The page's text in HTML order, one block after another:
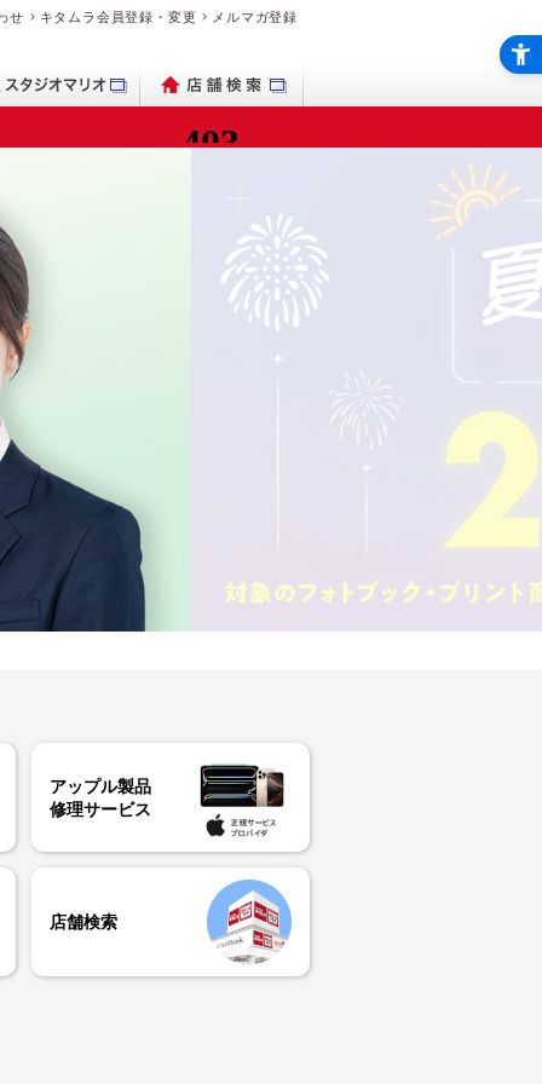
せ キタムラ会員登録・変更 メルマガ登録
アップル製品
修理サービス
店舗検索